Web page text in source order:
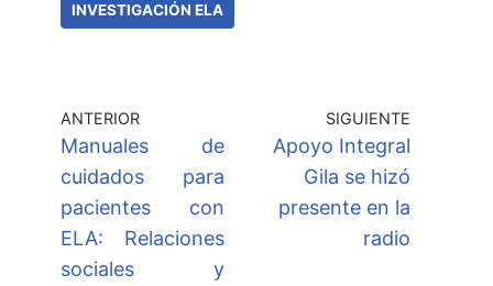
INVESTIGACIÓN ELA
ANTERIOR
Manuales de
cuidados para
pacientes con
ELA: Relaciones
sociales y
SIGUIENTE
Apoyo Integral
Gila se hizó
presente en la
radio